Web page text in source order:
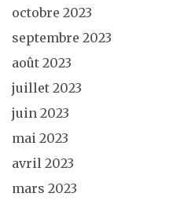
octobre 2023
septembre 2023
août 2023
juillet 2023
juin 2023
mai 2023
avril 2023
mars 2023